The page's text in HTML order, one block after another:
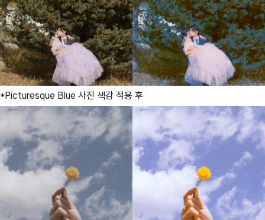
*Picturesque Blue 사진 색감 적용 후